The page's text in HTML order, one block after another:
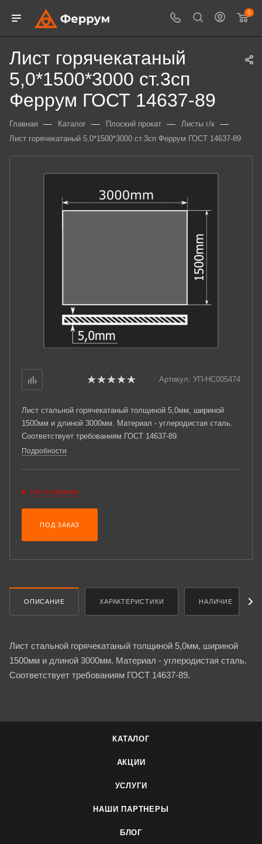
0
Лист горячекатаный
5,0*1500*3000 ст.3сп
Феррум ГОСТ 14637-89
Главная — Каталог — Плоский прокат — Листы г/к —
Лист горячекатаный 5,0*1500*3000 ст.3сп Феррум ГОСТ 14637-89
Артикул: УП-НС005474
Лист стальной горячекатаный толщиной 5,0мм, шириной
1500мм и длиной 3000мм. Материал - углеродистая сталь.
Соответствует требованиям ГОСТ 14637-89.
Подробности
Нет в наличии
ПОД ЗАКАЗ
ОПИСАНИЕ ХАРАКТЕРИСТИКИ НАЛИЧИЕ
Лист стальной горячекатаный толщиной 5,0мм, шириной
1500мм и длиной 3000мм. Материал - углеродистая сталь.
Соответствует требованиям ГОСТ 14637-89.
КАТАЛОГ
АКЦИИ
УСЛУГИ
НАШИ ПАРТНЕРЫ
БЛОГ